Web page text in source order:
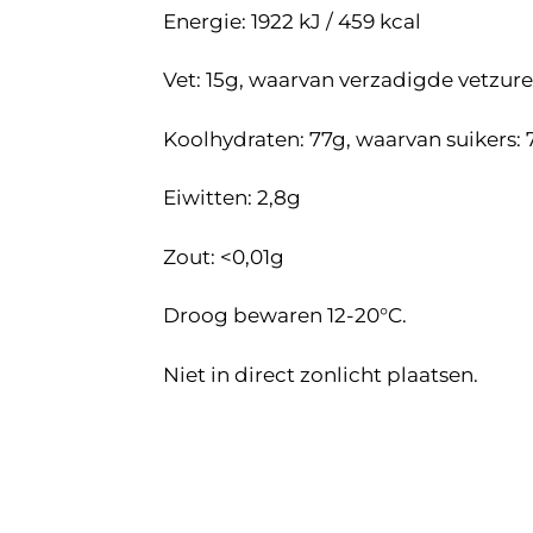
Energie: 1922 kJ / 459 kcal
Vet: 15g, waarvan verzadigde
Koolhydraten: 77g, waarvan suikers:
Eiwitten: 2,8g
Zout: <0,01g
Droog bewaren 12-20°C.
Niet in direct zonlicht plaatsen.